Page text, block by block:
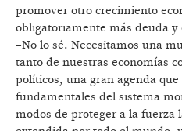
promover otro crecimiento
obligatoriamente más deuda y
–No lo sé. Necesitamos una
tanto de nuestras economías
políticos, una gran agenda
fundamentales del sistema
modos de proteger a la fuerza